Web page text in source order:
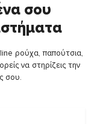
σου
ρούχα, παπούτσια,
να στηρίζεις την
σου.